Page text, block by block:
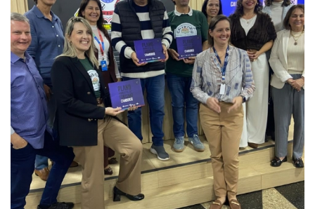
BALNEÁRIO CAMBORIÚ